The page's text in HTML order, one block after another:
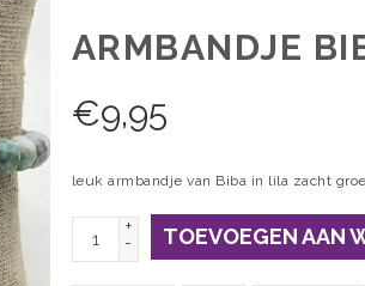
ARMBANDJE
€9,95
leuk armbandje van Biba in lila zacht
+
-
TOEVOEGEN AAN